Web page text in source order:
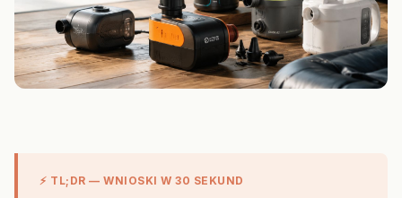
⚡ TL;DR — WNIOSKI W 30 SEKUND